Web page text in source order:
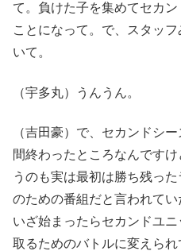
て。負けた子を集めてセカ
ことになって。で、スタッ
いて。
（宇多丸）うんうん。
（吉田豪）で、セカンドシ
間終わったところなんです
うのも実は最初は勝ち残っ
のための番組だと言われて
いざ始まったらセカンドユ
取るためのバトルに変えられ